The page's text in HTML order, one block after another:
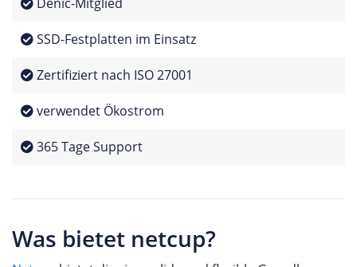
SSD-Festplatten im Einsatz
Zertifiziert nach ISO 27001
verwendet Ökostrom
365 Tage Support
Was bietet netcup?